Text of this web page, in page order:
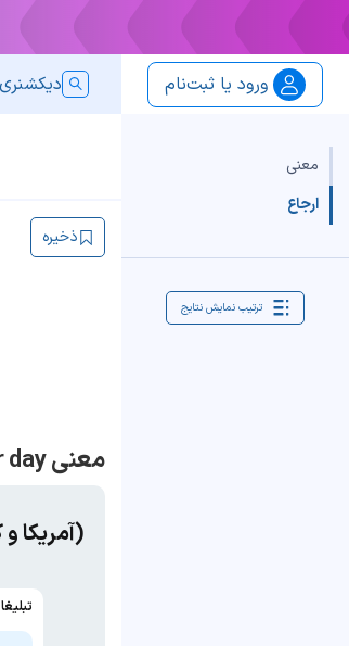
ورود یا ثبت‌نام دیکشنری
معنی
ارجاع
ترتیب نمایش نتایج
ذخیره
معنی labor day
(آمریکا